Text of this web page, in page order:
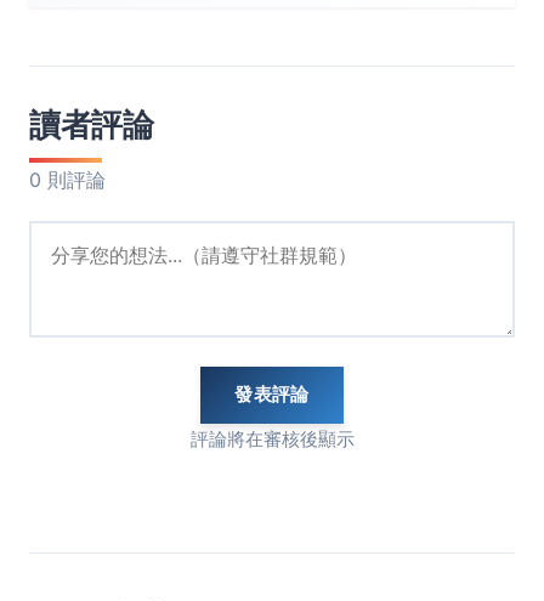
讀者評論
0 則評論
發表評論
評論將在審核後顯示